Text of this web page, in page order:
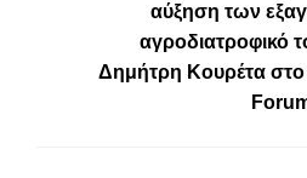
αύξηση των
αγροδιατροφικό
Δημήτρη Κουρέτα